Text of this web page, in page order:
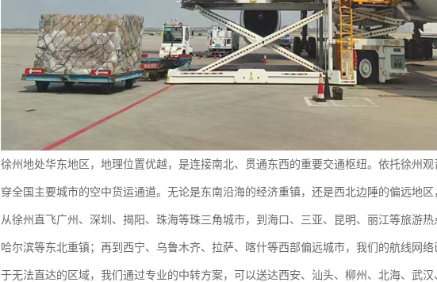
徐州地处华东地区，地理位置优越，是连接南北、贯通东西的重要交通枢纽。依托徐州
穿全国主要城市的空中货运通道。无论是东南沿海的经济重镇，还是西北边陲的偏远地区
从徐州直飞广州、深圳、揭阳、珠海等珠三角城市，到海口、三亚、昆明、丽江等旅游
哈尔滨等东北重镇；再到西宁、乌鲁木齐、拉萨、喀什等西部偏远城市，我们的航线网
于无法直达的区域，我们通过专业的中转方案，可以送达西安、汕头、柳州、北海、武汉